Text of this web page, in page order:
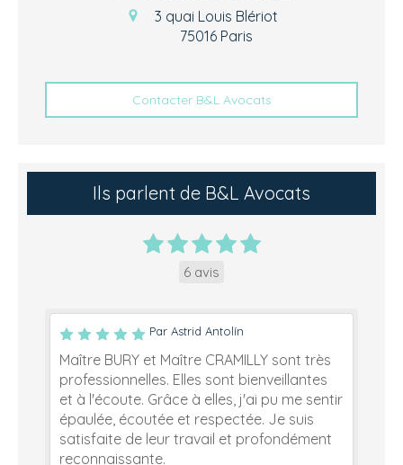
3 quai Louis Blériot
75016 Paris
Contacter B&L Avocats
Ils parlent de B&L Avocats
6 avis
Par Astrid Antolín
Maître BURY et Maître CRAMILLY sont très
professionnelles. Elles sont bienveillantes
et à l'écoute. Grâce à elles, j'ai pu me sentir
épaulée, écoutée et respectée. Je suis
satisfaite de leur travail et profondément
reconnaissante.